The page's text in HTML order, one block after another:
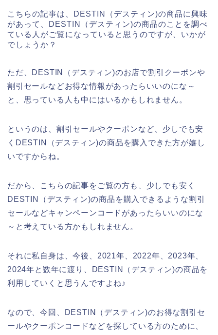
こちらの記事は、DESTIN（デスティン)の商品に興味
があって、DESTIN（デスティン)の商品のことを調べ
ている人がご覧になっていると思うのですが、いかが
でしょうか？
ただ、DESTIN（デスティン)のお店で割引クーポンや
割引セールなどお得な情報があったらいいのにな～
と、思っている人も中にはいるかもしれません。
というのは、割引セールやクーポンなど、少しでも安
くDESTIN（デスティン)の商品を購入できた方が嬉し
いですからね。
だから、こちらの記事をご覧の方も、少しでも安く
DESTIN（デスティン)の商品を購入できるような割引
セールなどキャンペーンコードがあったらいいのにな
～と考えている方かもしれません。
それに私自身は、今後、2021年、2022年、2023年、
2024年と数年に渡り、DESTIN（デスティン)の商品を
利用していくと思うんですよね♪
なので、今回、DESTIN（デスティン)のお得な割引セ
ールやクーポンコードなどを探している方のために、